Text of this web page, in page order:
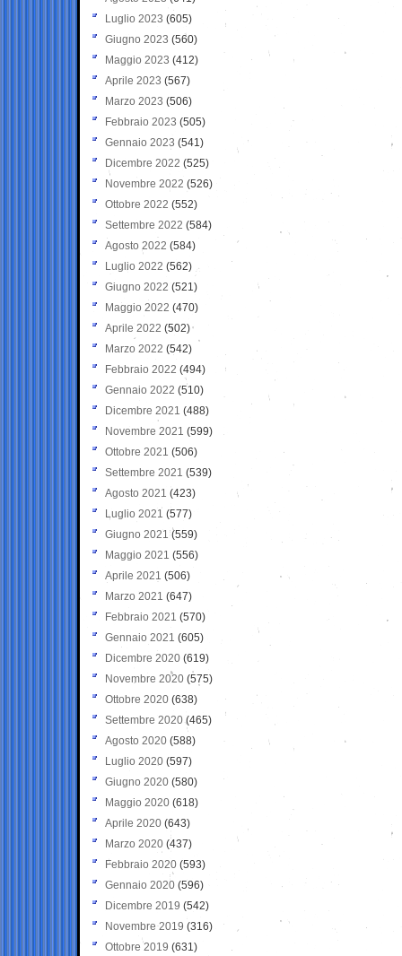
Luglio 2023 (605)
Giugno 2023 (560)
Maggio 2023 (412)
Aprile 2023 (567)
Marzo 2023 (506)
Febbraio 2023 (505)
Gennaio 2023 (541)
Dicembre 2022 (525)
Novembre 2022 (526)
Ottobre 2022 (552)
Settembre 2022 (584)
Agosto 2022 (584)
Luglio 2022 (562)
Giugno 2022 (521)
Maggio 2022 (470)
Aprile 2022 (502)
Marzo 2022 (542)
Febbraio 2022 (494)
Gennaio 2022 (510)
Dicembre 2021 (488)
Novembre 2021 (599)
Ottobre 2021 (506)
Settembre 2021 (539)
Agosto 2021 (423)
Luglio 2021 (577)
Giugno 2021(559)
Maggio 2021 (556)
Aprile 2021 (506)
Marzo 2021 (647)
Febbraio 2021 (570)
Gennaio 2021 (605)
Dicembre 2020 (619)
Novembre 2020 (575)
Ottobre 2020 (638)
Settembre 2020(465)
Agosto 2020 (588)
Luglio 2020 (597)
Giugno 2020 (580)
Maggio 2020 (618)
Aprile 2020 (643)
Marzo 2020 (437)
Febbraio 2020 (593)
Gennaio 2020 (596)
Dicembre 2019 (542)
Novembre 2019 (316)
Ottobre 2019 (631)